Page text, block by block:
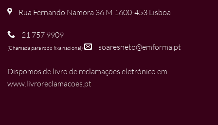
Rua Fernando Namora 36 M 1600-453 Lisboa
21 757 9909
(Chamada para rede fixa nacional) soaresneto@emforma.pt
Dispomos de livro de reclamações eletrónico em
www.livroreclamacoes.pt